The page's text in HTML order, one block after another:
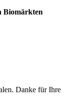
Biomärkten
Danke für Ihre